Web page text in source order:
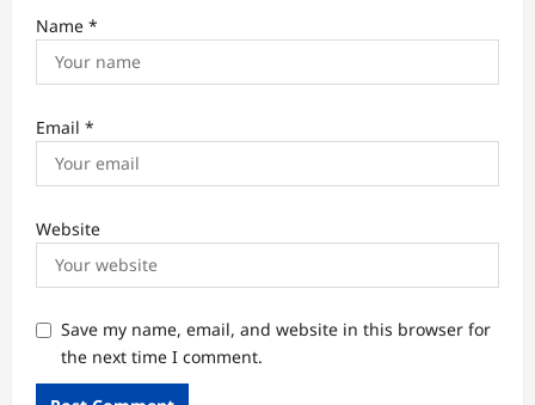
Name *
Email *
Website
Save my name, email, and website in this browser for
the next time I comment.